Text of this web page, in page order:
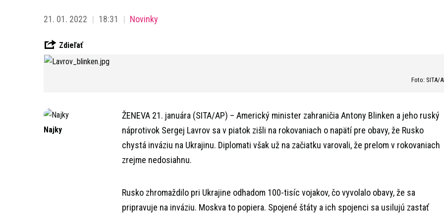
21. 01. 2022 18:31 Novinky
Zdieľať
Foto: SITA/
Najky
ŽENEVA 21. januára (SITA/AP) – Americký minister zahraničia Antony Blinken a jeho ruský
náprotivok Sergej Lavrov sa v piatok zišli na rokovaniach o napätí pre obavy, že Rusko
chystá inváziu na Ukrajinu. Diplomati však už na začiatku varovali, že prelom v rokovaniach
zrejme nedosiahnu.
Rusko zhromaždilo pri Ukrajine odhadom 100-tisíc vojakov, čo vyvolalo obavy, že sa
pripravuje na inváziu. Moskva to popiera. Spojené štáty a ich spojenci sa usilujú zastať